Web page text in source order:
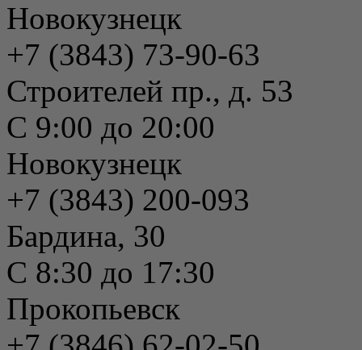
Новокузнецк
+7 (3843) 73-90-63
Строителей пр., д. 53
С 9:00 до 20:00
Новокузнецк
+7 (3843) 200-093
Бардина, 30
С 8:30 до 17:30
Прокопьевск